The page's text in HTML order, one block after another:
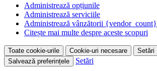
Administrează opțiunile
Administrează serviciile
Administrează vânzătorii {vendor_count}
Citește mai multe despre aceste scopuri
Toate cookie-urile Cookie-uri necesare
Setări
Salvează preferințele
Setări